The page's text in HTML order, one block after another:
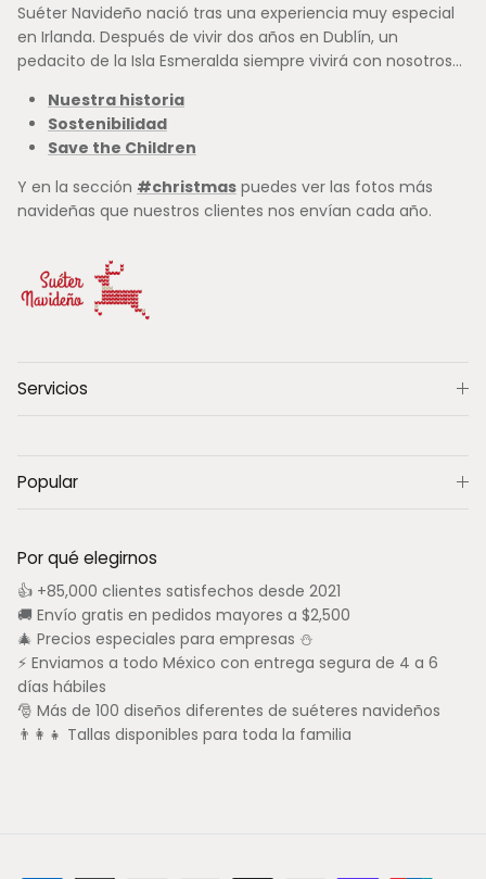
Suéter Navideño nació tras una experiencia muy especial
en Irlanda. Después de vivir dos años en Dublín, un
pedacito de la Isla Esmeralda siempre vivirá con nosotros...
Nuestra historia
Sostenibilidad
Save the Children
Y en la sección #christmas puedes ver las fotos más
navideñas que nuestros clientes nos envían cada año.
Servicios
Popular
Por qué elegirnos
👍 +85,000 clientes satisfechos desde 2021
🚚 Envío gratis en pedidos mayores a $2,500
🎄 Precios especiales para empresas ⛄
⚡ Enviamos a todo México con entrega segura de 4 a 6
días hábiles
🎅 Más de 100 diseños diferentes de suéteres navideños
👨‍👩‍👧 Tallas disponibles para toda la familia